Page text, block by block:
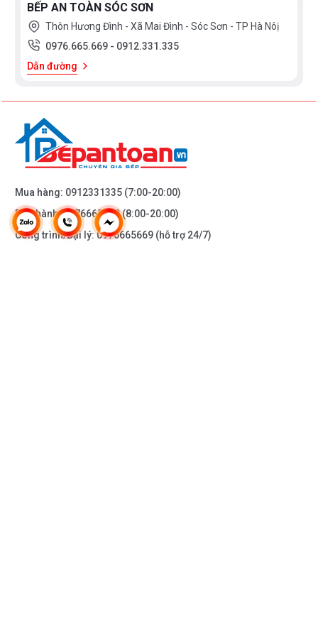
BẾP AN TOÀN SÓC SƠN
Thôn Hương Đình - Xã Mai Đình - Sóc Sơn - TP Hà Nôị
0976.665.669 - 0912.331.335
Dẫn đường
Mua hàng: 0912331335 (7:00-20:00)
Bảo hành:0976665669(8:00-20:00)
Công trình/Đại lý:0976665669 (hỗ trợ 24/7)